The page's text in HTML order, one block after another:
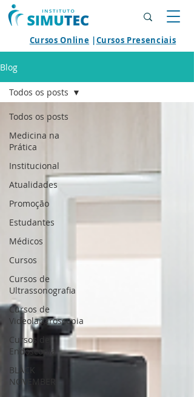
Cursos Online |Cursos Presenciais
Blog
Todos os posts
Medicina na
Prática
Institucional
Atualidades
Promoção
Estudantes
Médicos
Cursos
Cursos de
Ultrassonografia
Cursos de
Videolaparoscopia
Cursos de
Endoscopia
BLACK
NOVEMBER
Todos os posts